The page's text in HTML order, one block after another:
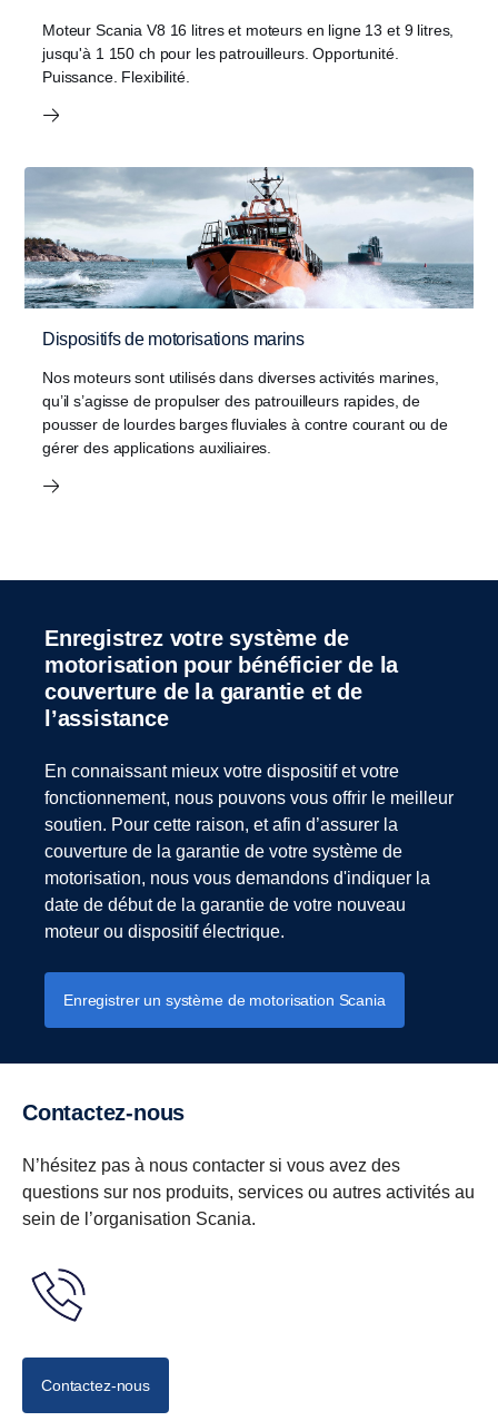
Moteur Scania V8 16 litres et moteurs en ligne 13 et 9 litres,
jusqu'à 1 150 ch pour les patrouilleurs. Opportunité.
Puissance. Flexibilité.
Dispositifs de motorisations marins
Nos moteurs sont utilisés dans diverses activités marines,
qu’il s’agisse de propulser des patrouilleurs rapides, de
pousser de lourdes barges fluviales à contre courant ou de
gérer des applications auxiliaires.
Enregistrez votre système de
motorisation pour bénéficier de la
couverture de la garantie et de
l’assistance
En connaissant mieux votre dispositif et votre
fonctionnement, nous pouvons vous offrir le meilleur
soutien. Pour cette raison, et afin d’assurer la
couverture de la garantie de votre système de
motorisation, nous vous demandons d'indiquer la
date de début de la garantie de votre nouveau
moteur ou dispositif électrique.
Enregistrer un système de motorisation Scania
Contactez-nous
N’hésitez pas à nous contacter si vous avez des
questions sur nos produits, services ou autres activités au
sein de l’organisation Scania.
Contactez-nous